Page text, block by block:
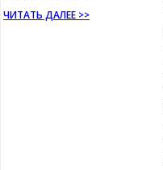
ЧИТАТЬ ДАЛЕЕ >>